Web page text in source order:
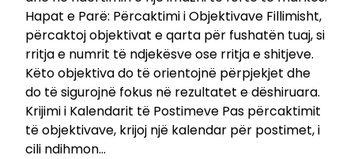
Hapat e Parë: Përcaktimi i Objektivave Fillimisht,
përcaktoj objektivat e qarta për fushatën tuaj, si
rritja e numrit të ndjekësve ose rritja e shitjeve.
Këto objektiva do të orientojnë përpjekjet dhe
do të sigurojnë fokus në rezultatet e dëshiruara.
Krijimi i Kalendarit të Postimeve Pas përcaktimit
të objektivave, krijoj një kalendar për postimet, i
cili ndihmon…